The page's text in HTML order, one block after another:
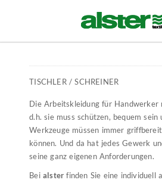
TISCHLER / SCHREINER
Die Arbeitskleidung für Handwerker
d.h. sie muss schützen, bequem
Werkzeuge müssen immer
können. Und da hat jedes Gewerk
seine ganz eigenen Anforderungen.
Bei alster finden Sie eine individuell